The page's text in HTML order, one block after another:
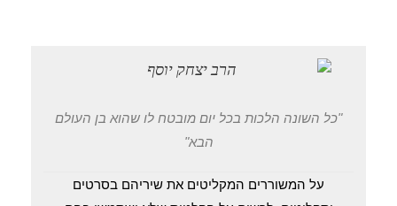
"כל השונה הלכות בכל יום מובטח לו שהוא בן העולם
הבא"
על המשוררים המקליטים את שיריהם בסרטים